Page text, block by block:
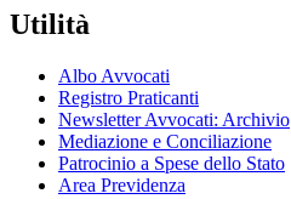
Utilità
Albo Avvocati
Registro Praticanti
Newsletter Avvocati: Archivio
Mediazione e Conciliazione
Patrocinio a Spese dello Stato
Area Previdenza